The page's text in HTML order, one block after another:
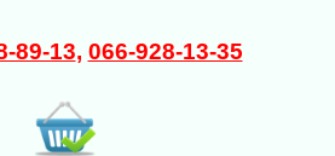
89-13, 066-928-13-35